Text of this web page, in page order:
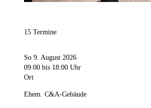
15 Termine
So 9. August 2026
09:00 bis 18:00 Uhr
Ort
Ehem. C&A-Gebäude